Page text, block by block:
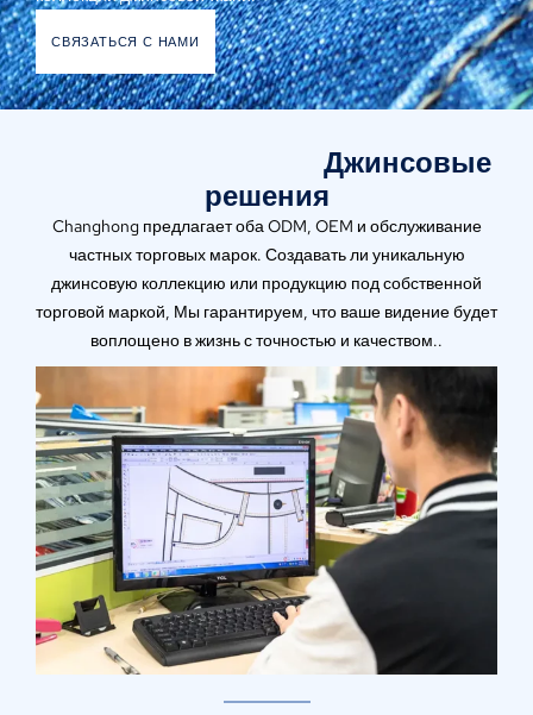
СВЯЗАТЬСЯ С НАМИ
Джинсовые
решения
Changhong предлагает оба ODM, OEM и обслуживание
частных торговых марок. Создавать ли уникальную
джинсовую коллекцию или продукцию под собственной
торговой маркой, Мы гарантируем, что ваше видение будет
воплощено в жизнь с точностью и качеством..